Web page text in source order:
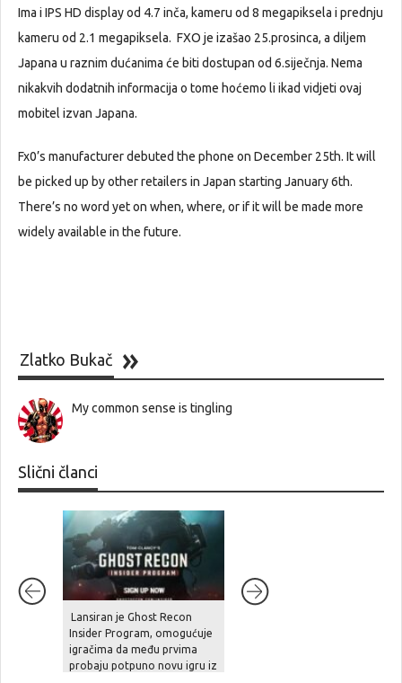
Ima i IPS HD display od 4.7 inča, kameru od 8 megapiksela i prednju
kameru od 2.1 megapiksela. FXO je izašao 25.prosinca, a diljem
Japana u raznim dućanima će biti dostupan od 6.siječnja. Nema
nikakvih dodatnih informacija o tome hoćemo li ikad vidjeti ovaj
mobitel izvan Japana.
Fx0’s manufacturer debuted the phone on December 25th. It will
be picked up by other retailers in Japan starting January 6th.
There’s no word yet on when, where, or if it will be made more
widely available in the future.
Zlatko Bukač
My common sense is tingling
Slični članci
Lansiran je Ghost Recon
Insider Program, omogućuje
igračima da među prvima
probaju potpuno novu igru iz
7.7